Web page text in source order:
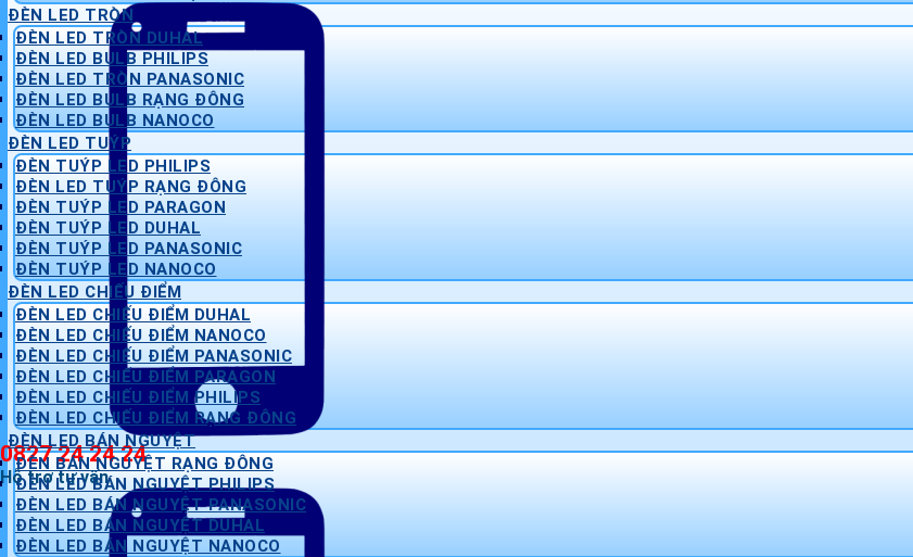
0827 24 24 24
Hỗ trợ tư vấn
ĐÈN LED TRÒN
ĐÈN LED TRÒN DUHAL
ĐÈN LED BULB PHILIPS
ĐÈN LED TRÒN PANASONIC
ĐÈN LED BULB RẠNG ĐÔNG
ĐÈN LED BULB NANOCO
ĐÈN LED TUÝP
ĐÈN TUÝP LED PHILIPS
ĐÈN LED TUÝP RẠNG ĐÔNG
ĐÈN TUÝP LED PARAGON
ĐÈN TUÝP LED DUHAL
ĐÈN TUÝP LED PANASONIC
ĐÈN TUÝP LED NANOCO
ĐÈN LED CHIẾU ĐIỂM
ĐÈN LED CHIẾU ĐIỂM DUHAL
ĐÈN LED CHIẾU ĐIỂM NANOCO
ĐÈN LED CHIẾU ĐIỂM PANASONIC
ĐÈN LED CHIẾU ĐIỂM PARAGON
ĐÈN LED CHIẾU ĐIỂM PHILIPS
ĐÈN LED CHIẾU ĐIỂM RẠNG ĐÔNG
ĐÈN LED BÁN NGUYỆT
ĐÈN BÁN NGUYỆT RẠNG ĐÔNG
ĐÈN LED BÁN NGUYỆT PHILIPS
ĐÈN LED BÁN NGUYỆT PANASONIC
ĐÈN LED BÁN NGUYỆT DUHAL
ĐÈN LED BÁN NGUYỆT NANOCO